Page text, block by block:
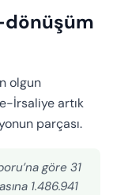
dönüşüm
olgun
İrsaliye artık
parçası.
göre 31
1.486.941